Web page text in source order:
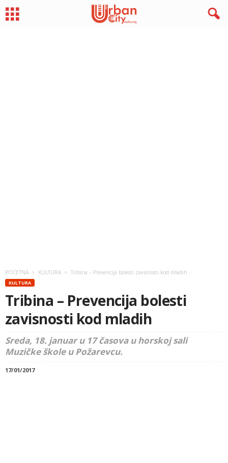
POČETNA KULTURA Tribina – Prevencija bolesti zavisnosti kod mladih
KULTURA
Tribina – Prevencija bolesti
zavisnosti kod mladih
Sreda, 18. januar u 17 časova u horskoj sali
Muzičke škole u Požarevcu.
17/01/2017